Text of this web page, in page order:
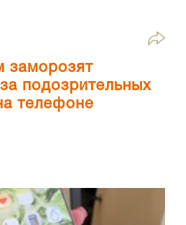
заморозят
подозрительных
телефоне